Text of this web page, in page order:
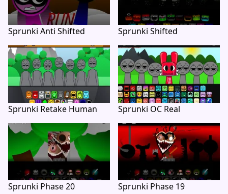
Sprunki Anti Shifted Sprunki Shifted
Sprunki Retake Human Sprunki OC Real
Sprunki Phase 20 Sprunki Phase 19